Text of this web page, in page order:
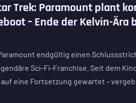
Trek: Paramount plant
– Ende der Kelvin-Ära
endgültig einen
Sci-Fi-Franchise. Seit dem
auf eine Fortsetzung gewartet –